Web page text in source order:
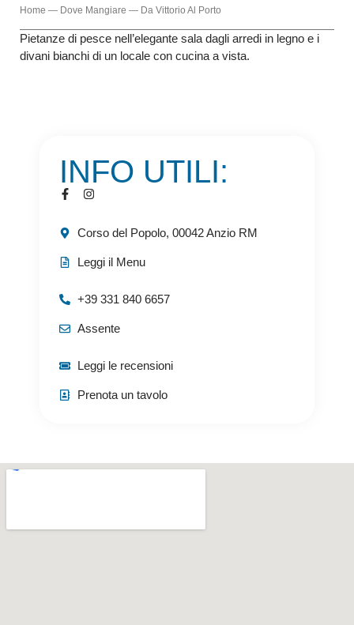
Home — Dove Mangiare — Da Vittorio Al Porto
Pietanze di pesce nell’elegante sala dagli arredi in legno e i
divani bianchi di un locale con cucina a vista.
INFO UTILI:
Corso del Popolo, 00042 Anzio RM
Leggi il Menu
+39 331 840 6657
Assente
Leggi le recensioni
Prenota un tavolo